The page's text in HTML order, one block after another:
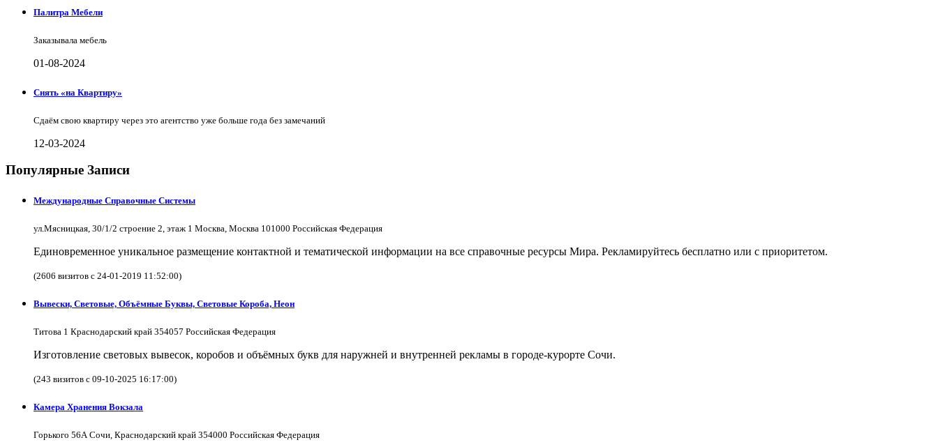
Палитра Мебели
Заказывала мебель
01-08-2024
Снять «на Квартиру»
Сдаём свою квартиру через это агентство уже больше года без замечаний
12-03-2024
Популярные Записи
Международные Справочные Системы
ул.Мясницкая, 30/1/2 строение 2, этаж 1 Москва, Москва 101000 Российская Федерация
Единовременное уникальное размещение контактной и тематической информации на все справочные ресурсы Мира. Рекламируйтесь бесплатно или с приоритетом.
(2606 визитов с 24-01-2019 11:52:00)
Вывески, Световые, Объёмные Буквы, Световые Короба, Неон
Титова 1 Краснодарский край 354057 Российская Федерация
Изготовление световых вывесок, коробов и объёмных букв для наружней и внутренней рекламы в городе-курорте Сочи.
(243 визитов с 09-10-2025 16:17:00)
Камера Хранения Вокзала
Горького 56А Сочи, Краснодарский край 354000 Российская Федерация